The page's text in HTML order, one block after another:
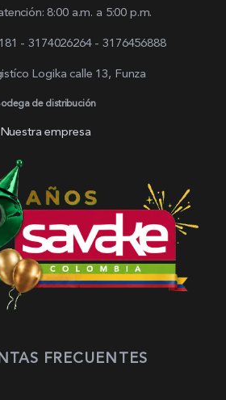
8:00 a.m. a 5:00 p.m.
- 3174026264 - 3176456888
Logika calle 13, Funza
de distribución
Nuestra empresa
FRECUENTES